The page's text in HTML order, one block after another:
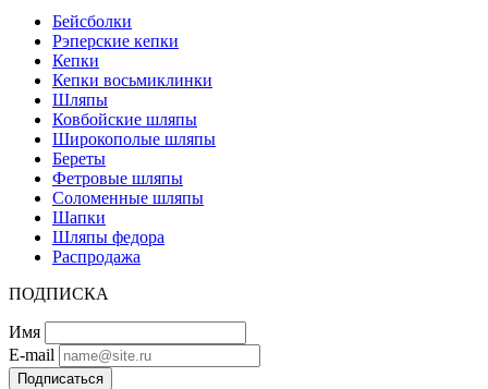
Бейсболки
Рэперские кепки
Кепки
Кепки восьмиклинки
Шляпы
Ковбойские шляпы
Широкополые шляпы
Береты
Фетровые шляпы
Соломенные шляпы
Шапки
Шляпы федора
Распродажа
ПОДПИСКА
Имя
E-mail
Подписаться